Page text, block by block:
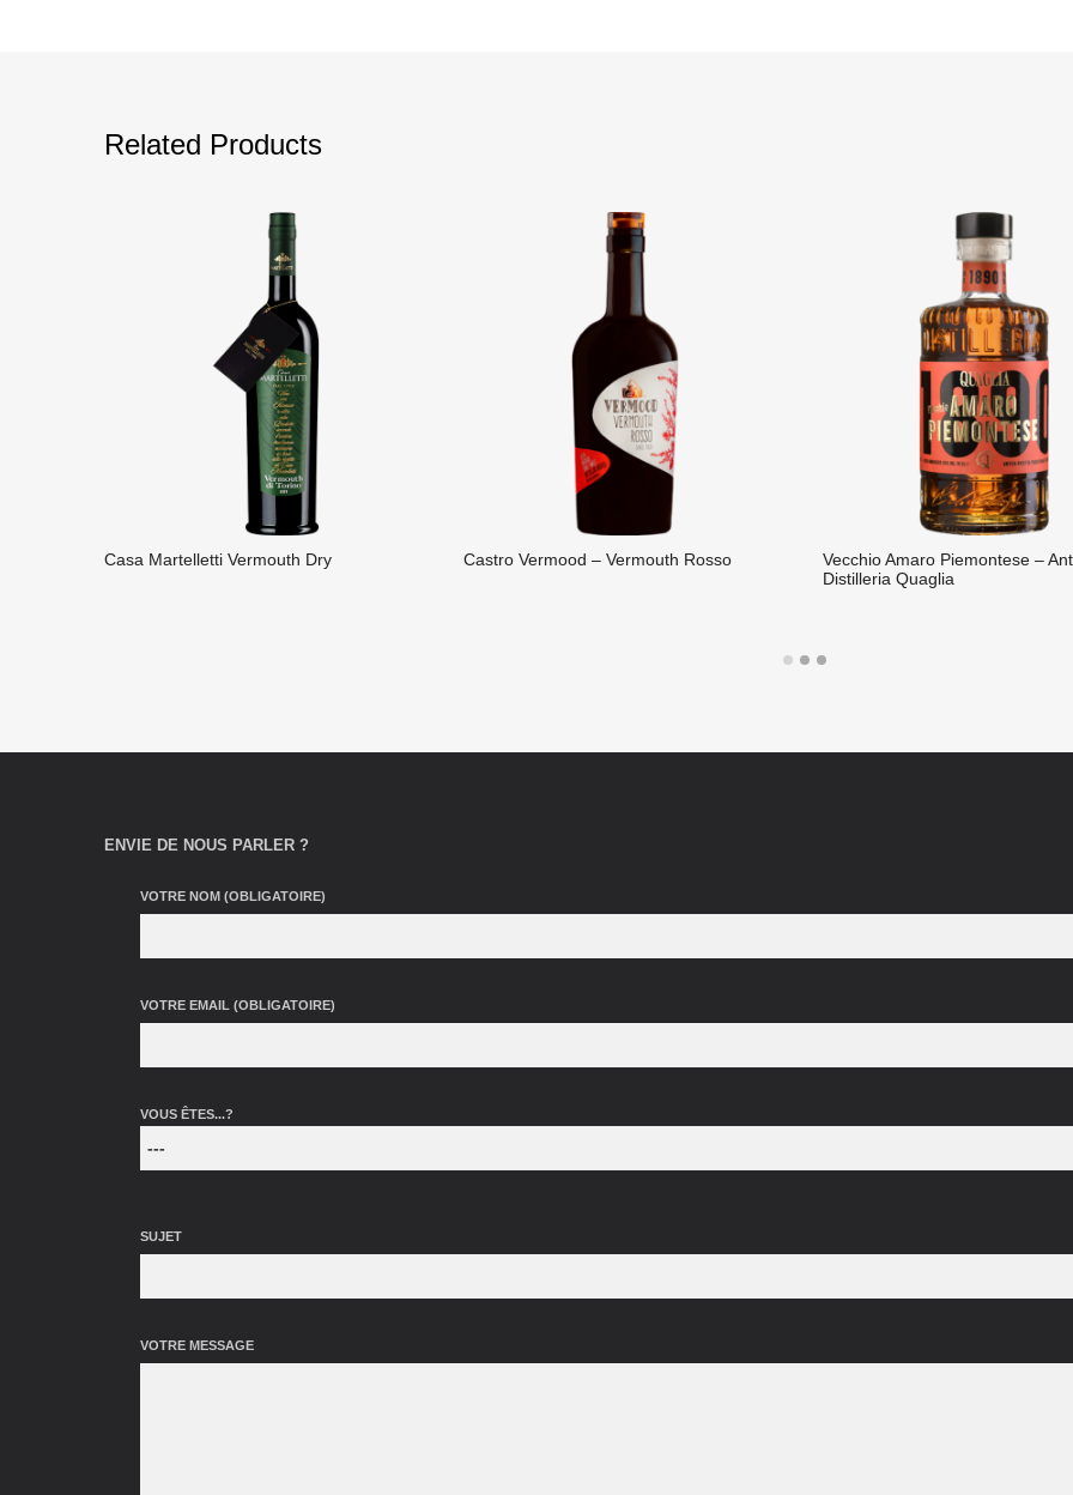
Related Products
Casa Martelletti Vermouth Dry Castro Vermood – Vermouth Rosso
Vecchio Amaro Piemontese –
Distilleria Quaglia
ENVIE DE NOUS PARLER ?
VOTRE NOM (OBLIGATOIRE)
VOTRE EMAIL (OBLIGATOIRE)
VOUS ÊTES...?
SUJET
VOTRE MESSAGE